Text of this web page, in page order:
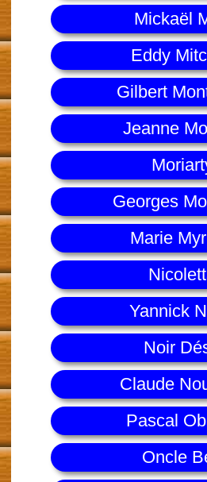
Mickaël
Eddy
Gilbert
Jeanne
Georges
Marie
Yannick
Noir
Claude
Pascal
Oncle